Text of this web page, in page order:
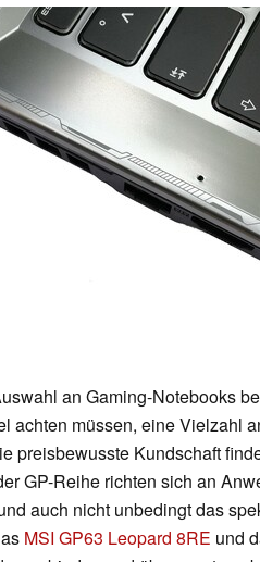
an Gaming-Notebooks
achten müssen, eine Vielzahl
preisbewusste Kundschaft
GP-Reihe richten sich an
auch nicht unbedingt das
MSI GP63 Leopard 8RE und